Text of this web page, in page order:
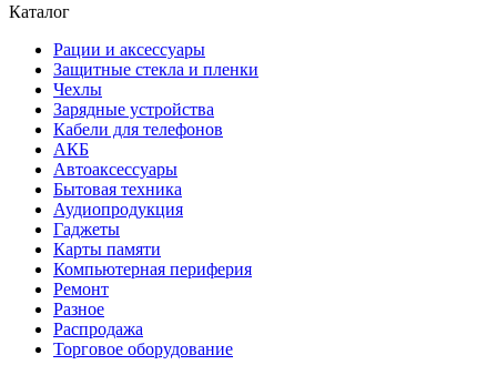
Каталог
Рации и аксессуары
Защитные стекла и пленки
Чехлы
Зарядные устройства
Кабели для телефонов
АКБ
Автоаксессуары
Бытовая техника
Аудиопродукция
Гаджеты
Карты памяти
Компьютерная периферия
Ремонт
Разное
Распродажа
Торговое оборудование